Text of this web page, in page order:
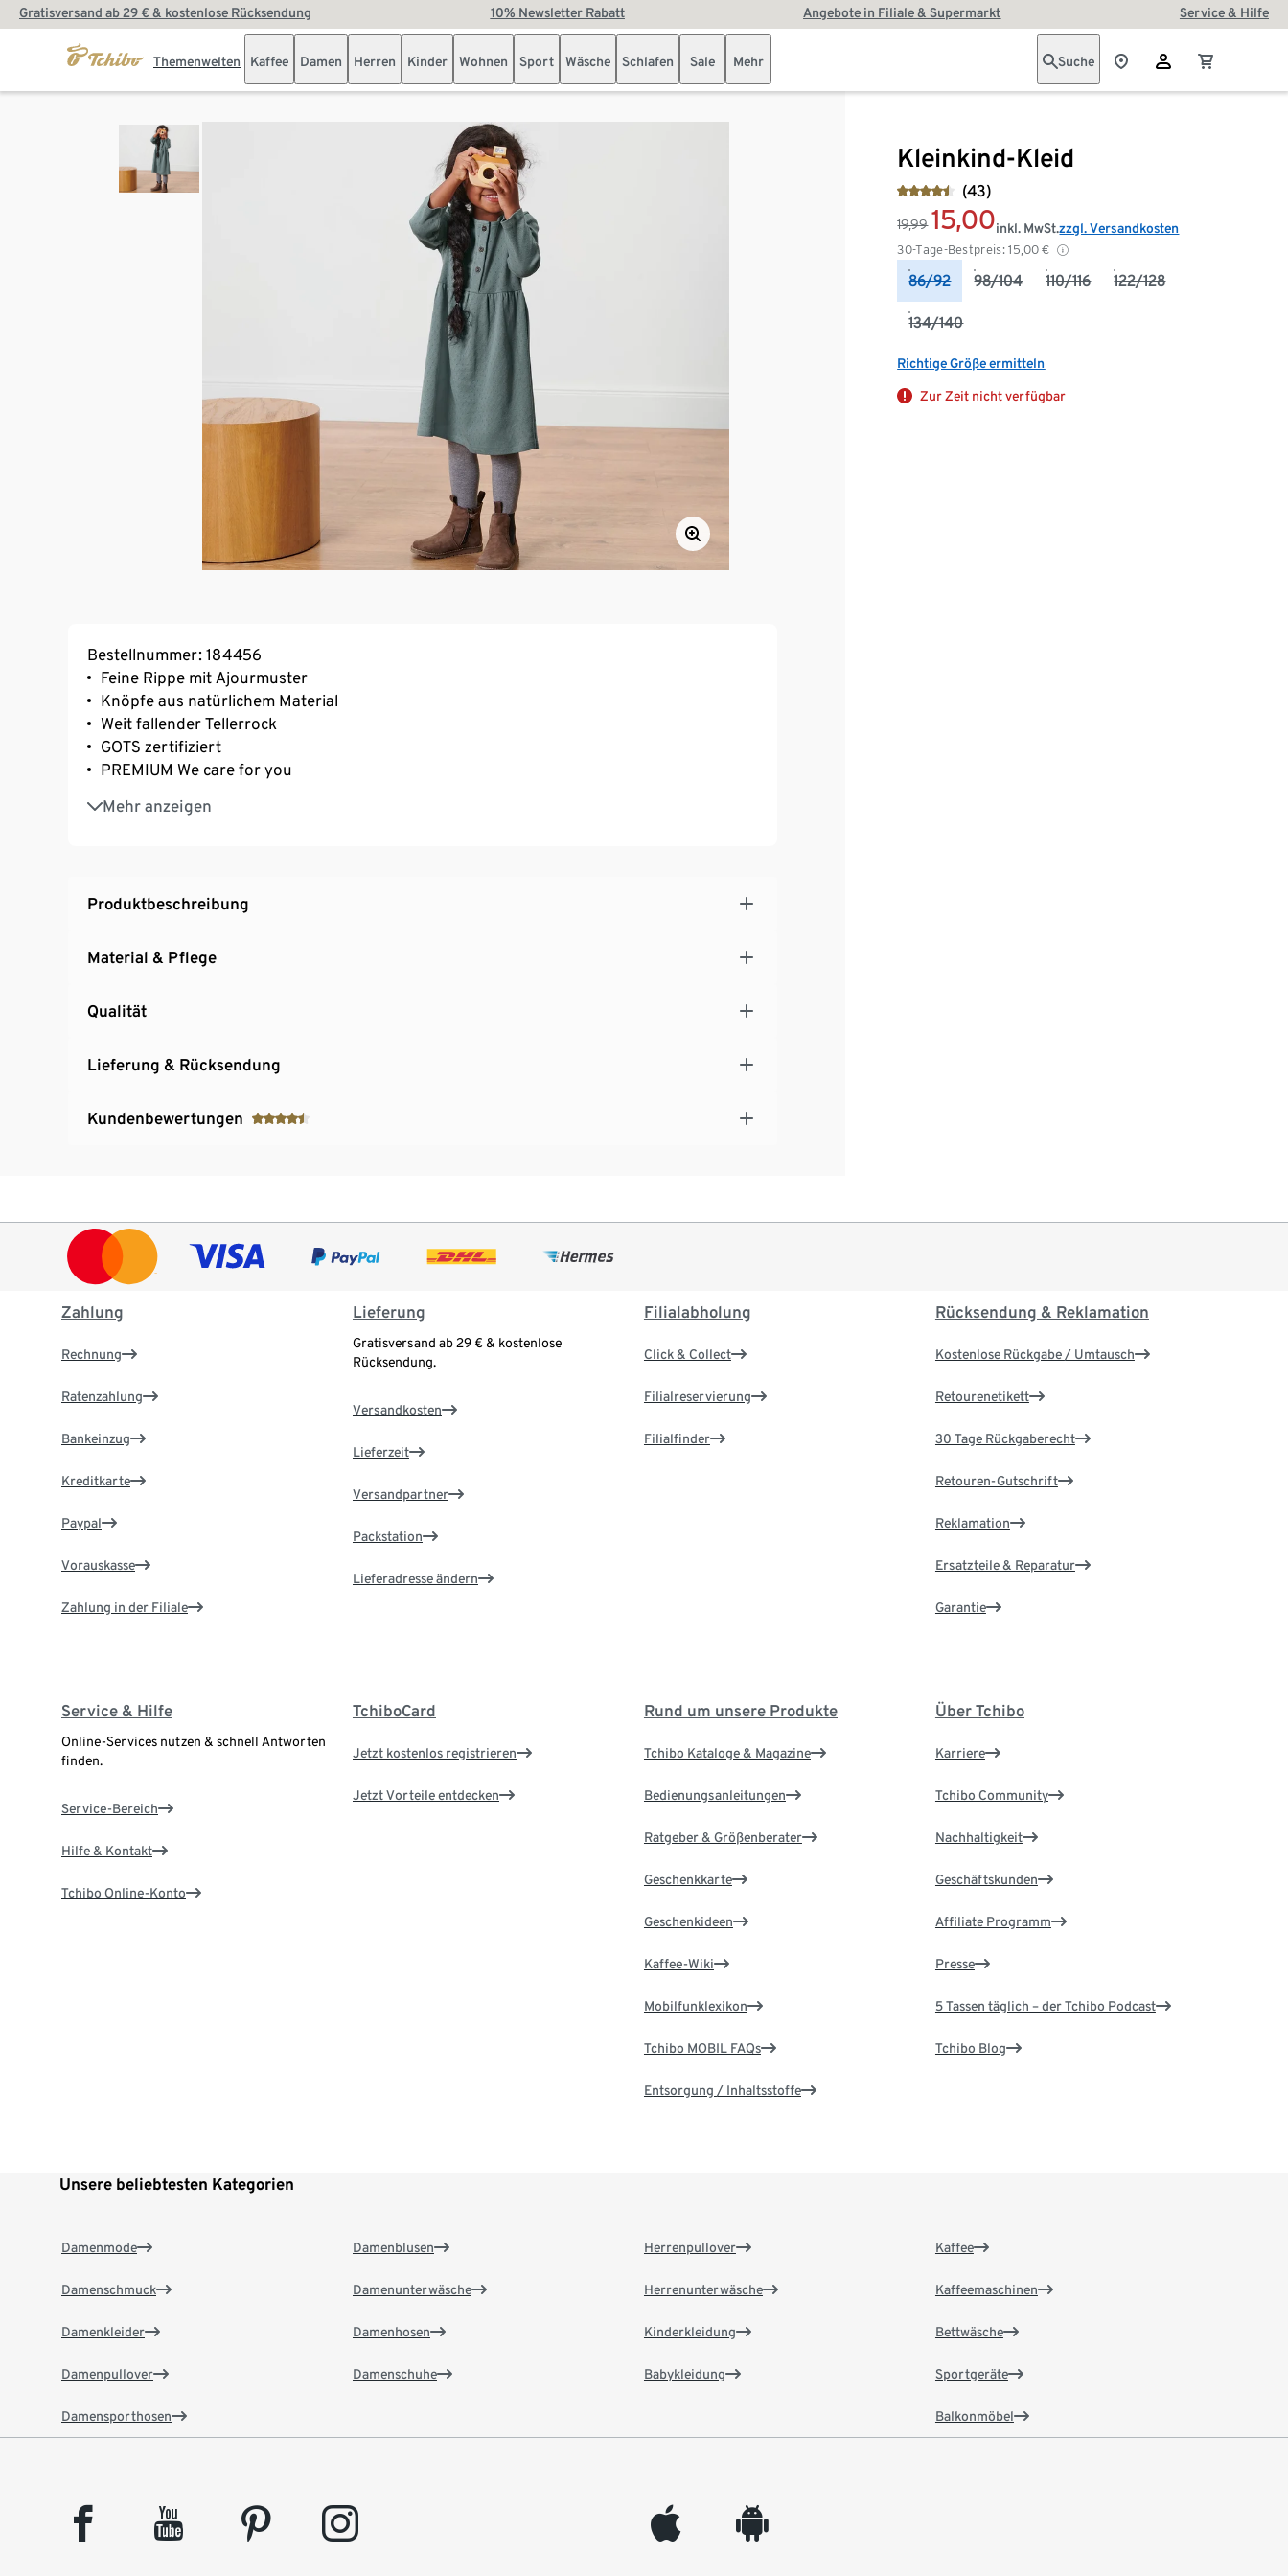
Gratisversand ab 29 € & kostenlose Rücksendung 10% Newsletter Rabatt Angebote in Filiale & Supermarkt Service & Hilfe
Themenwelten Kaffee Damen Herren Kinder Wohnen Sport Wäsche Schlafen Sale Mehr Suche
Kleinkind-Kleid
(43)
19,99 15,00
30-Tage-Bestpreis: 15,00 €
inkl. MwSt.zzgl. Versandkosten
86/92 98/104 110/116 122/128
134/140
Richtige Größe ermitteln
Zur Zeit nicht verfügbar
Bestellnummer: 184456
Feine Rippe mit Ajourmuster
Knöpfe aus natürlichem Material
Weit fallender Tellerrock
GOTS zertifiziert
PREMIUM We care for you
Mehr anzeigen
Dieses Kleid schützt Wasserressourcen.
Produktbeschreibung
Material & Pflege
Qualität
Lieferung & Rücksendung
Kundenbewertungen
Zahlung
Rechnung
Ratenzahlung
Bankeinzug
Kreditkarte
Paypal
Vorauskasse
Zahlung in der Filiale
Lieferung
Gratisversand ab 29 € & kostenlose
Rücksendung.
Versandkosten
Lieferzeit
Versandpartner
Packstation
Lieferadresse ändern
Filialabholung
Click & Collect
Filialreservierung
Filialfinder
Rücksendung & Reklamation
Kostenlose Rückgabe / Umtausch
Retourenetikett
30 Tage Rückgaberecht
Retouren-Gutschrift
Reklamation
Ersatzteile & Reparatur
Garantie
Service & Hilfe
Online-Services nutzen & schnell Antworten
finden.
Service-Bereich
Hilfe & Kontakt
Tchibo Online-Konto
TchiboCard
Jetzt kostenlos registrieren
Jetzt Vorteile entdecken
Rund um unsere Produkte
Tchibo Kataloge & Magazine
Bedienungsanleitungen
Ratgeber & Größenberater
Geschenkkarte
Geschenkideen
Kaffee-Wiki
Mobilfunklexikon
Tchibo MOBIL FAQs
Entsorgung / Inhaltsstoffe
Über Tchibo
Karriere
Tchibo Community
Nachhaltigkeit
Geschäftskunden
Affiliate Programm
Presse
5 Tassen täglich – der Tchibo Podcast
Tchibo Blog
Unsere beliebtesten Kategorien
Damenmode
Damenschmuck
Damenkleider
Damenpullover
Damensporthosen
Damenblusen
Damenunterwäsche
Damenhosen
Damenschuhe
Herrenpullover
Herrenunterwäsche
Kinderkleidung
Babykleidung
Kaffee
Kaffeemaschinen
Bettwäsche
Sportgeräte
Balkonmöbel
facebook youtube pinterest instagram appleinc android